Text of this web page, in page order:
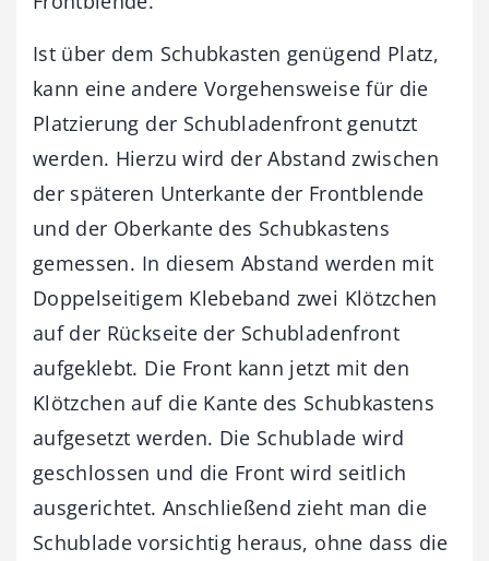
Ist über dem Schubkasten genügend Platz,
kann eine andere Vorgehensweise für die
Platzierung der Schubladenfront genutzt
werden. Hierzu wird der Abstand zwischen
der späteren Unterkante der Frontblende
und der Oberkante des Schubkastens
gemessen. In diesem Abstand werden mit
Doppelseitigem Klebeband zwei Klötzchen
auf der Rückseite der Schubladenfront
aufgeklebt. Die Front kann jetzt mit den
Klötzchen auf die Kante des Schubkastens
aufgesetzt werden. Die Schublade wird
geschlossen und die Front wird seitlich
ausgerichtet. Anschließend zieht man die
Schublade vorsichtig heraus, ohne dass die